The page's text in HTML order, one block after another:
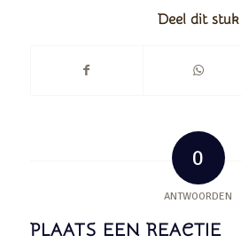
Deel dit stuk
0
ANTWOORDEN
PLAATS EEN REACTIE